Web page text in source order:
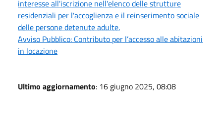
interesse all'iscrizione nell'elenco delle strutture
residenziali per l'accoglienza e il reinserimento sociale
delle persone detenute adulte.
Avviso Pubblico: Contributo per l’accesso alle abitazioni
in locazione
Ultimo aggiornamento: 16 giugno 2025, 08:08